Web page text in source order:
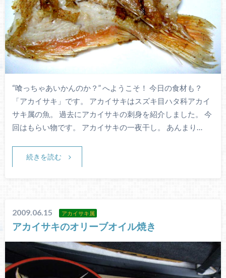
“喰っちゃあいかんのか？” へようこそ！ 今日の食材も？
「アカイサキ」です。 アカイサキはスズキ目ハタ科アカイ
サキ属の魚。 過去にアカイサキの刺身を紹介しました。 今
回はもらい物です。 アカイサキの一夜干し。 あんまり…
続きを読む
2009.06.15 アカイサキ属
アカイサキのオリーブオイル焼き